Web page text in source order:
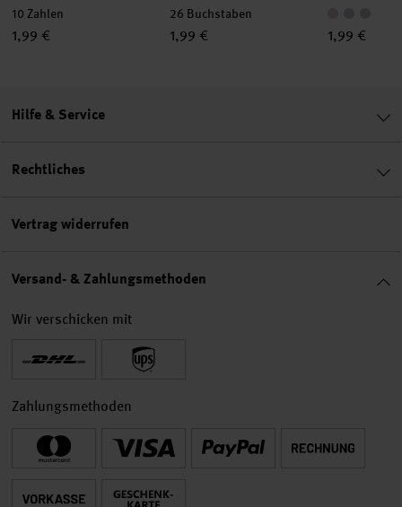
10 Zahlen
1,99 €
26 Buchstaben
1,99 € 1,99 €
Hilfe & Service
Rechtliches
Vertrag widerrufen
Versand- & Zahlungsmethoden
Wir verschicken mit
Zahlungsmethoden